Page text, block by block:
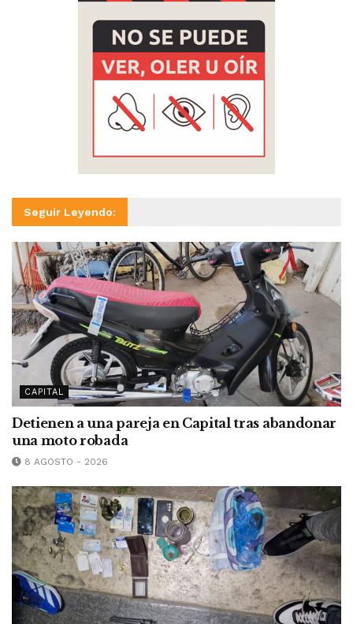
Seguir Leyendo:
CAPITAL
Detienen a una pareja en Capital tras abandonar
una moto robada
8 AGOSTO - 2026